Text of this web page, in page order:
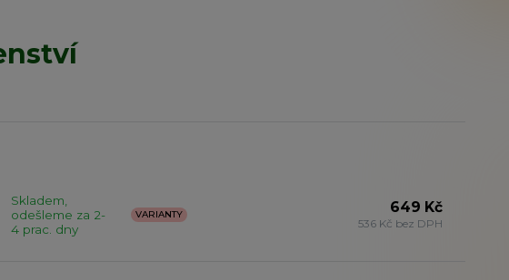
Skladem,
odešleme za 2-
4 prac. dny
VARIANTY 649 Kč
536 Kč bez DPH